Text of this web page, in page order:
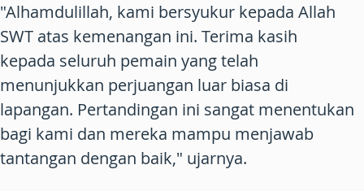
"Alhamdulillah, kami bersyukur kepada Allah
SWT atas kemenangan ini. Terima kasih
kepada seluruh pemain yang telah
menunjukkan perjuangan luar biasa di
lapangan. Pertandingan ini sangat menentukan
bagi kami dan mereka mampu menjawab
tantangan dengan baik," ujarnya.